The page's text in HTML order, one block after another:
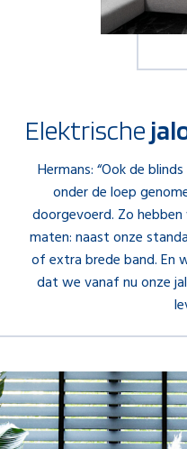
Elektrische
Hermans: “Ook de
onder de loep
doorgevoerd. Zo
maten: naast onze
of extra brede band. En
dat we vanaf nu onze